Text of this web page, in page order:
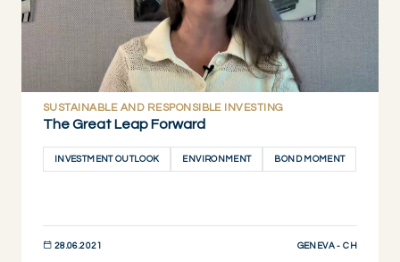
SUSTAINABLE AND RESPONSIBLE INVESTING
The Great Leap Forward
INVESTMENT OUTLOOK ENVIRONMENT BOND MOMENT
28.06.2021 GENEVA - CH